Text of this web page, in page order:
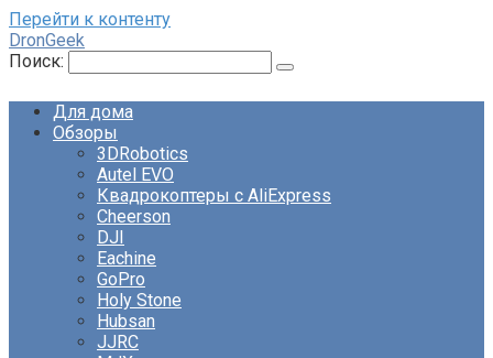
Перейти к контенту
DronGeek
Поиск:
Для дома
Обзоры
3DRobotics
Autel EVO
Квадрокоптеры с AliExpress
Cheerson
DJI
Eachine
GoPro
Holy Stone
Hubsan
JJRC